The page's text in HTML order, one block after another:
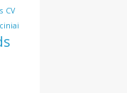
CV